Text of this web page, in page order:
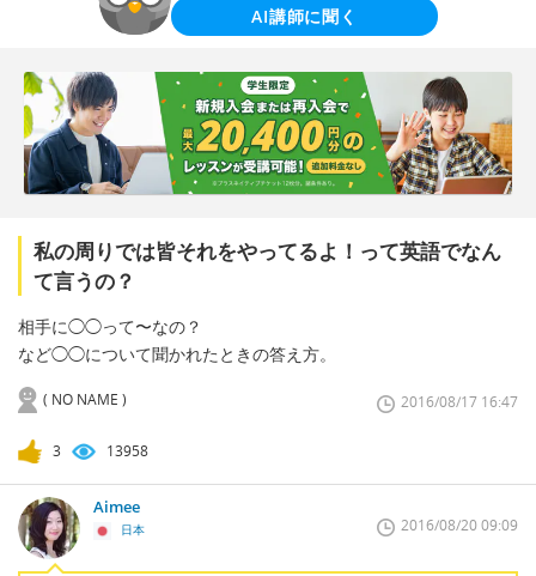
AI講師に聞く
私の周りでは皆それをやってるよ！って英語でなん
て言うの？
相手に◯◯って〜なの？
など◯◯について聞かれたときの答え方。
( NO NAME ) 2016/08/17 16:47
3 13958
Aimee
日本 2016/08/20 09:09